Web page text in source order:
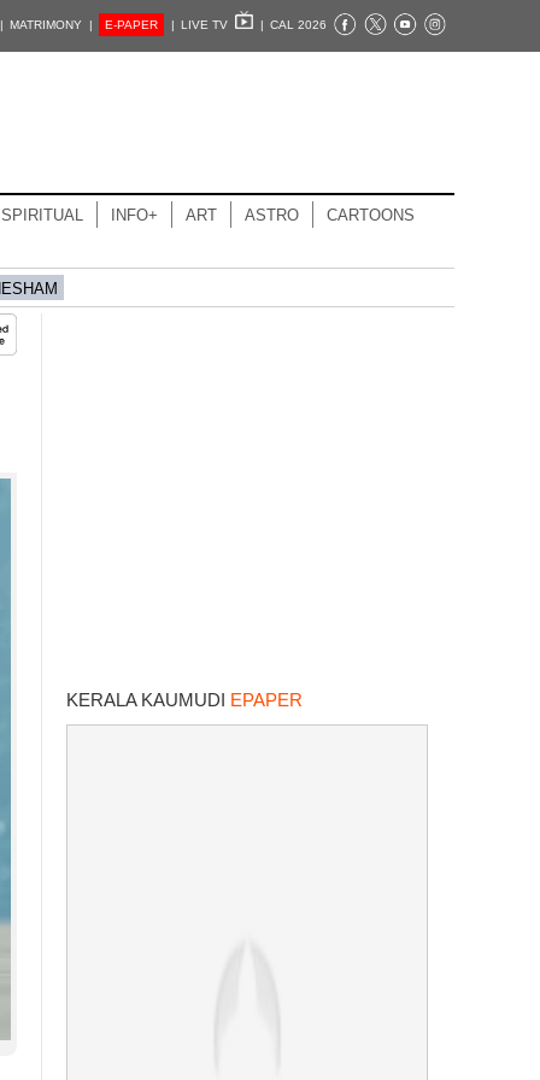
MATRIMONY | E-PAPER | LIVE TV | CAL 2026
SPIRITUAL INFO+ ART ASTRO CARTOONS
KERALA KAUMUDI EPAPER